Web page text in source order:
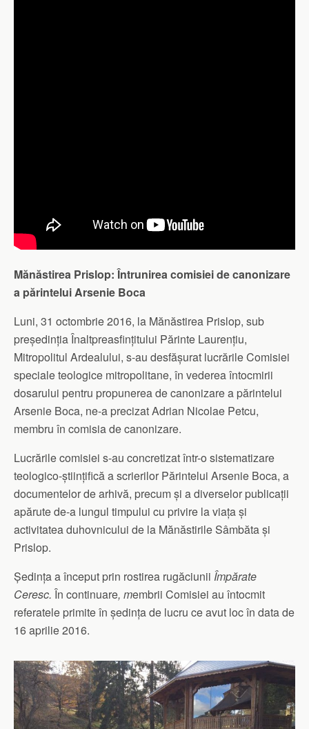
Mănăstirea Prislop: Întrunirea comisiei de canonizare
a părintelui Arsenie Boca
Luni, 31 octombrie 2016, la Mănăstirea Prislop, sub
președinția Înaltpreasfințitului Părinte Laurențiu,
Mitropolitul Ardealului, s-au desfășurat lucrările Comisiei
speciale teologice mitropolitane, în vederea întocmirii
dosarului pentru propunerea de canonizare a părintelui
Arsenie Boca, ne-a precizat Adrian Nicolae Petcu,
membru în comisia de canonizare.
Lucrările comisiei s-au concretizat într-o sistematizare
teologico-științifică a scrierilor Părintelui Arsenie Boca, a
documentelor de arhivă, precum și a diverselor publicații
apărute de-a lungul timpului cu privire la viața și
activitatea duhovnicului de la Mănăstirile Sâmbăta și
Prislop.
Ședința a început prin rostirea rugăciunii Împărate
Ceresc. În continuare, membrii Comisiei au întocmit
referatele primite în ședința de lucru ce avut loc în data de
16 aprilie 2016.